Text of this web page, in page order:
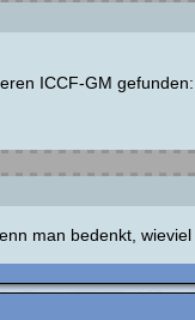
ICCF-GM
man bedenkt,